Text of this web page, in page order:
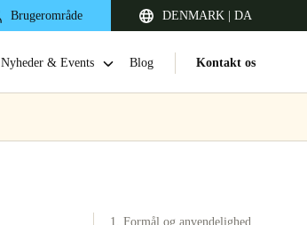
Brugerområde DENMARK | DA
Nyheder & Events Blog Kontakt os
1. Formål og anvendelighed